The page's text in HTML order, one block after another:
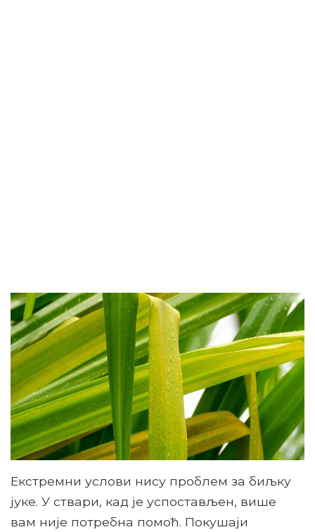
Екстремни услови нису проблем за биљку
јуке. У ствари, кад је успостављен, више
вам није потребна помоћ. Покушаји